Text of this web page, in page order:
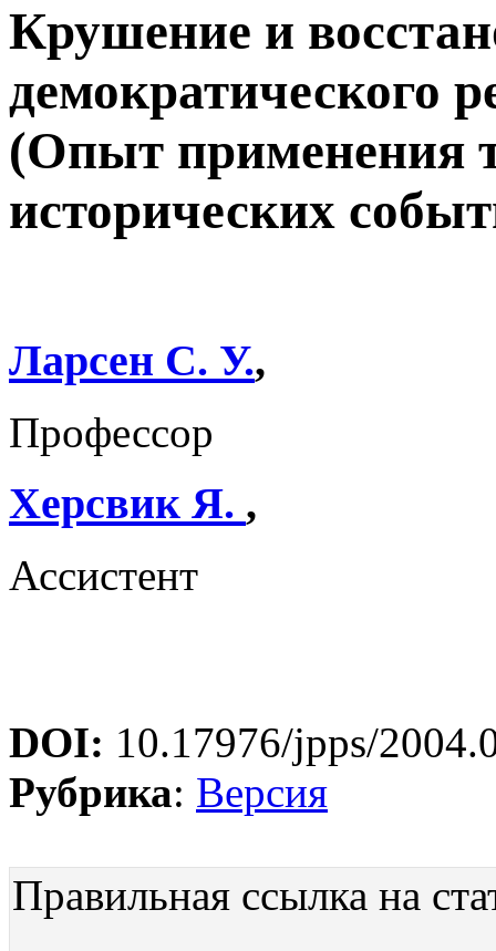
Крушение и
демократического
(Опыт применения
исторических
Ларсен С. У.,
Профессор
Херсвик Я. ,
Ассистент
DOI: 10.17976/jpps/
Рубрика: Версия
Правильная ссылка на